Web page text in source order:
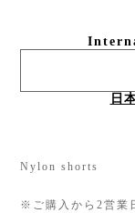
日
Nylon shorts
※ご購入から2営業